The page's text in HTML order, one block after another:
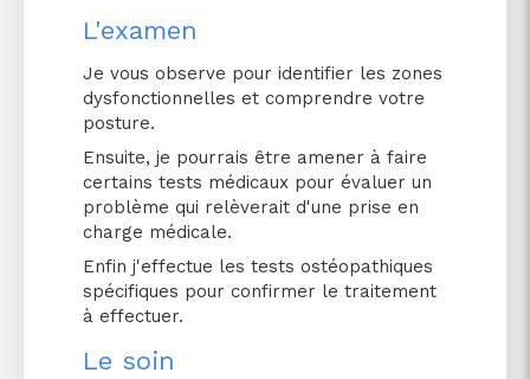
L'examen
Je vous observe pour identifier les zones
dysfonctionnelles et comprendre votre
posture.
Ensuite, je pourrais être amener à faire
certains tests médicaux pour évaluer un
problème qui relèverait d'une prise en
charge médicale.
Enfin j'effectue les tests ostéopathiques
spécifiques pour confirmer le traitement
à effectuer.
Le soin